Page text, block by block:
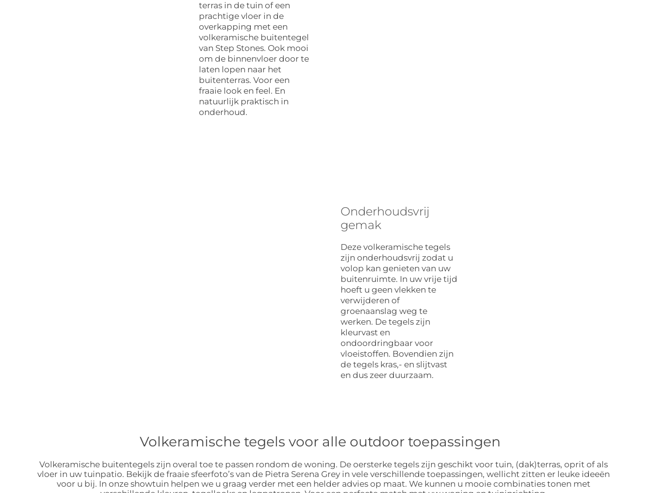
terras in de tuin of een
prachtige vloer in de
overkapping met een
volkeramische buitentegel
van Step Stones. Ook mooi
om de binnenvloer door te
laten lopen naar het
buitenterras. Voor een
fraaie look en feel. En
natuurlijk praktisch in
onderhoud.
Onderhoudsvrij
gemak
Deze volkeramische tegels
zijn onderhoudsvrij zodat u
volop kan genieten van uw
buitenruimte. In uw vrije tijd
hoeft u geen vlekken te
verwijderen of
groenaanslag weg te
werken. De tegels zijn
kleurvast en
ondoordringbaar voor
vloeistoffen. Bovendien zijn
de tegels kras,- en slijtvast
en dus zeer duurzaam.
Volkeramische tegels voor alle outdoor toepassingen
Volkeramische buitentegels zijn overal toe te passen rondom de woning. De oersterke tegels zijn geschikt voor tuin, (dak)terras, oprit of als
vloer in uw tuinpatio. Bekijk de fraaie sfeerfoto’s van de Pietra Serena Grey in vele verschillende toepassingen, wellicht zitten er leuke ideeën
voor u bij. In onze showtuin helpen we u graag verder met een helder advies op maat. We kunnen u mooie combinaties tonen met